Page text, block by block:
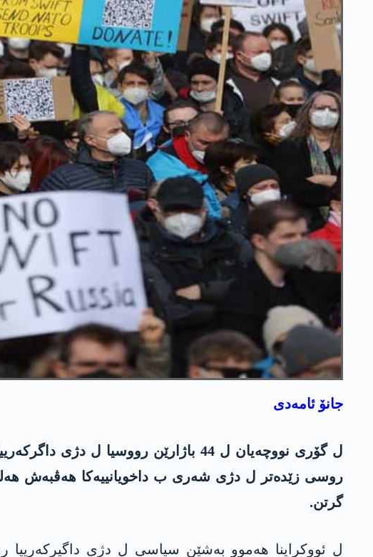
جانۆ ئامەدی
روسی زێدەتر ل دژی شەری ب داخویانییەکا ھەڤبەش
گرتن.
ل ئووکراینا ھەموو بەشێن سیاسی ل دژی داگیرکەرییا